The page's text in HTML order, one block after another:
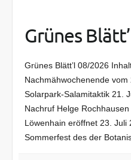
Grünes
Grünes Blätt’l 08/2026
Nachmähwochenende
Solarpark-Salamitaktik 21.
Nachruf Helge
Löwenhain eröffnet 23. Juli
Sommerfest des der